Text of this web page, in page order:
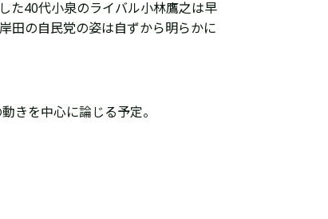
た40代小泉のライバル小林鷹之は早
田の自民党の姿は自ずから明らかに
きを中心に論じる予定。